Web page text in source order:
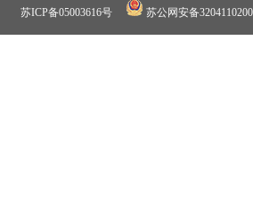
苏ICP备05003616号
苏公网安备